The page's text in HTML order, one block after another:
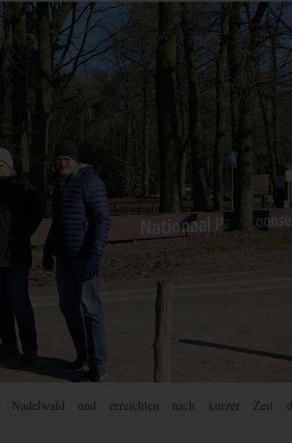
und erreichten nach kurzer Zeit